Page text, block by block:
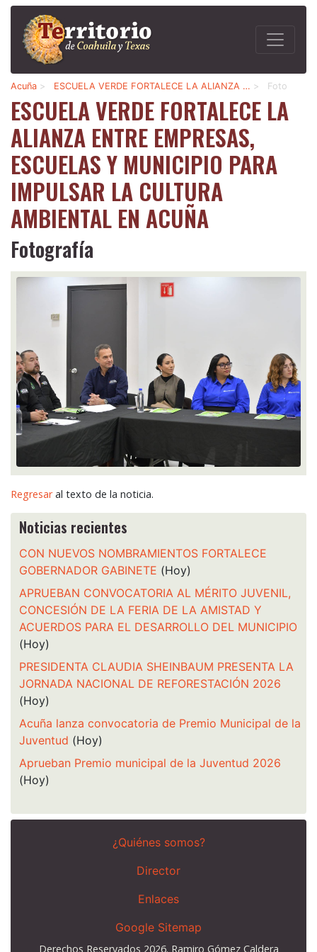
Acuña > ESCUELA VERDE FORTALECE LA ALIANZA … > Foto
ESCUELA VERDE FORTALECE LA
ALIANZA ENTRE EMPRESAS,
ESCUELAS Y MUNICIPIO PARA
IMPULSAR LA CULTURA
AMBIENTAL EN ACUÑA
Fotografía
Regresaral texto de la noticia.
Noticias recientes
CON NUEVOS NOMBRAMIENTOS FORTALECE
GOBERNADOR GABINETE (Hoy)
APRUEBAN CONVOCATORIA AL MÉRITO JUVENIL,
CONCESIÓN DE LA FERIA DE LA AMISTAD Y
ACUERDOS PARA EL DESARROLLO DEL MUNICIPIO
(Hoy)
PRESIDENTA CLAUDIA SHEINBAUM PRESENTA LA
JORNADA NACIONAL DE REFORESTACIÓN 2026
(Hoy)
Acuña lanza convocatoria de Premio Municipal de la
Juventud (Hoy)
Aprueban Premio municipal de la Juventud 2026
(Hoy)
¿Quiénes somos?
Director
Enlaces
Google Sitemap
Derechos Reservados 2026. Ramiro Gómez Caldera